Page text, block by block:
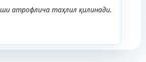
атрофлича таҳлил қилинади.